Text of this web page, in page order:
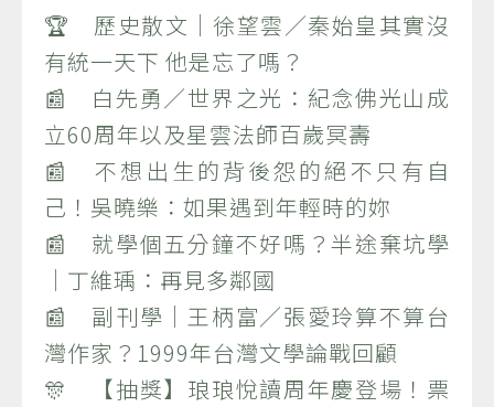
🏆 歷史散文｜徐望雲／秦始皇其實沒
有統一天下 他是忘了嗎？
📰 白先勇／世界之光：紀念佛光山成
立60周年以及星雲法師百歲冥壽
📰 不想出生的背後怨的絕不只有自
己！吳曉樂：如果遇到年輕時的妳
📰 就學個五分鐘不好嗎？半途棄坑學
｜丁維瑀：再見多鄰國
📰 副刊學｜王柄富／張愛玲算不算台
灣作家？1999年台灣文學論戰回顧
🎊 【抽獎】琅琅悅讀周年慶登場！票